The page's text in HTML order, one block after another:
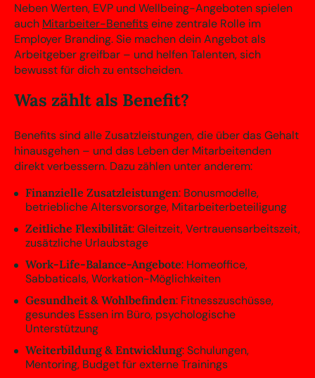
Neben Werten, EVP und Wellbeing-Angeboten spielen
auch Mitarbeiter-Benefitseine zentrale Rolle im
Employer Branding. Sie machen dein Angebot als
Arbeitgeber greifbar – und helfen Talenten, sich
bewusst für dich zu entscheiden.
Was zählt als Benefit?
Benefits sind alle Zusatzleistungen, die über das Gehalt
hinausgehen – und das Leben der Mitarbeitenden
direkt verbessern. Dazu zählen unter anderem:
Finanzielle Zusatzleistungen: Bonusmodelle,
betriebliche Altersvorsorge, Mitarbeiterbeteiligung
Zeitliche Flexibilität: Gleitzeit, Vertrauensarbeitszeit,
zusätzliche Urlaubstage
Work-Life-Balance-Angebote: Homeoffice,
Sabbaticals, Workation-Möglichkeiten
Gesundheit & Wohlbefinden: Fitnesszuschüsse,
gesundes Essen im Büro, psychologische
Unterstützung
Weiterbildung & Entwicklung: Schulungen,
Mentoring, Budget für externe Trainings